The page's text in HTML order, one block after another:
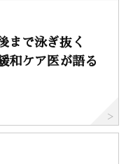
まで泳ぎ抜く
ケア医が語る